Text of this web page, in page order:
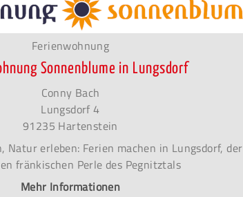
Ferienwohnung
Sonnenblume in Lungsdorf
Conny Bach
Lungsdorf 4
91235 Hartenstein
Natur erleben: Ferien machen in Lungsdorf, der
fränkischen Perle des Pegnitztals
Mehr Informationen